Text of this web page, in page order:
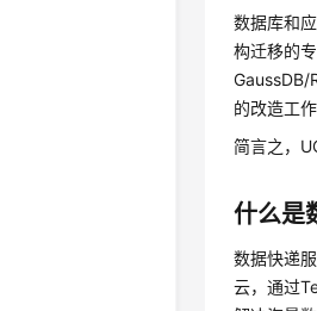
数据库和
构迁移的
GaussDB/
的改造工
简言之，
什么是
数据快递
云，通过